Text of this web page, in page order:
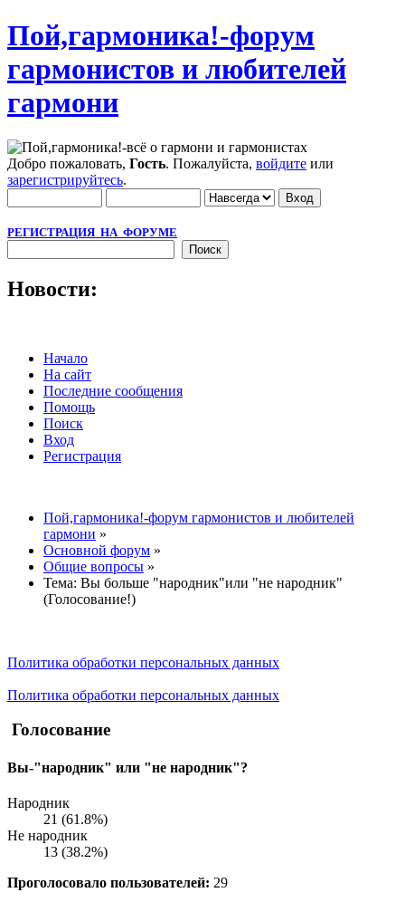
Пой,гармоника!-форум
гармонистов и любителей
гармони
Добро пожаловать, Гость. Пожалуйста, войдите или
зарегистрируйтесь.
РЕГИСТРАЦИЯ НА ФОРУМЕ
Новости:
Начало
На сайт
Последние сообщения
Помощь
Поиск
Вход
Регистрация
Пой,гармоника!-форум гармонистов и любителей
гармони »
Основной форум »
Общие вопросы »
Тема: Вы больше "народник"или "не народник"
(Голосование!)
Политика обработки персональных данных
Политика обработки персональных данных
Голосование
Вы-"народник" или "не народник"?
Народник
21 (61.8%)
Не народник
13 (38.2%)
Проголосовало пользователей: 29